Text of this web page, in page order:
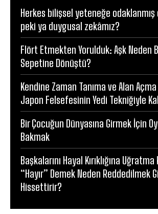
Herkes bilişsel yeteneğe
peki ya duygusal zekâmız?
Flört Etmekten Yorulduk: Aşk Neden
Sepetine Dönüştü?
Kendine Zaman Tanıma ve Alan
Japon Felsefesinin Yedi Tekniğiyle
Bir Çocuğun Dünyasına Girmek İçin
Bakmak
Başkalarını Hayal Kırıklığına
“Hayır” Demek Neden Reddedilmek
Hissettirir?